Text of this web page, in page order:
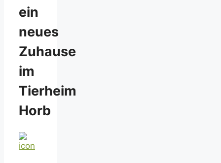
ein
neues
Zuhause
im
Tierheim
Horb